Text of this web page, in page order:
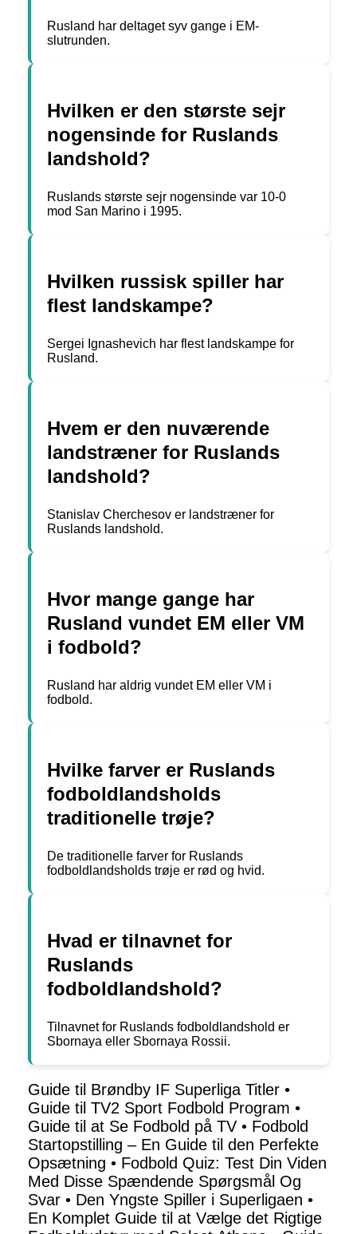
Rusland har deltaget syv gange i EM-
slutrunden.
Hvilken er den største sejr
nogensinde for Ruslands
landshold?
Ruslands største sejr nogensinde var 10-0
mod San Marino i 1995.
Hvilken russisk spiller har
flest landskampe?
Sergei Ignashevich har flest landskampe for
Rusland.
Hvem er den nuværende
landstræner for Ruslands
landshold?
Stanislav Cherchesov er landstræner for
Ruslands landshold.
Hvor mange gange har
Rusland vundet EM eller VM
i fodbold?
Rusland har aldrig vundet EM eller VM i
fodbold.
Hvilke farver er Ruslands
fodboldlandsholds
traditionelle trøje?
De traditionelle farver for Ruslands
fodboldlandsholds trøje er rød og hvid.
Hvad er tilnavnet for
Ruslands
fodboldlandshold?
Tilnavnet for Ruslands fodboldlandshold er
Sbornaya eller Sbornaya Rossii.
Guide til Brøndby IF Superliga Titler •
Guide til TV2 Sport Fodbold Program •
Guide til at Se Fodbold på TV • Fodbold
Startopstilling – En Guide til den Perfekte
Opsætning • Fodbold Quiz: Test Din Viden
Med Disse Spændende Spørgsmål Og
Svar • Den Yngste Spiller i Superligaen •
En Komplet Guide til at Vælge det Rigtige